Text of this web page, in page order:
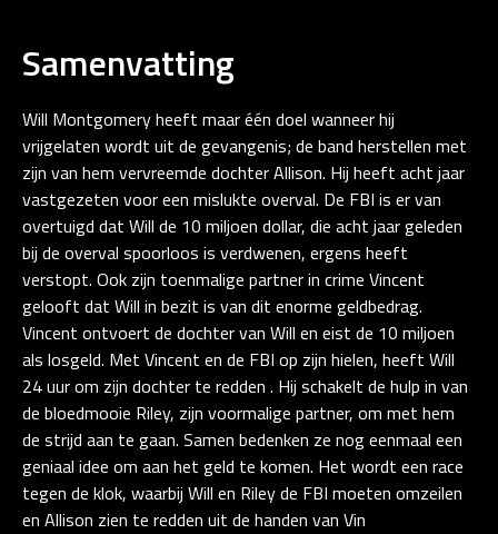
Samenvatting
Will Montgomery heeft maar één doel wanneer hij
vrijgelaten wordt uit de gevangenis; de band herstellen met
zijn van hem vervreemde dochter Allison. Hij heeft acht jaar
vastgezeten voor een mislukte overval. De FBI is er van
overtuigd dat Will de 10 miljoen dollar, die acht jaar geleden
bij de overval spoorloos is verdwenen, ergens heeft
verstopt. Ook zijn toenmalige partner in crime Vincent
gelooft dat Will in bezit is van dit enorme geldbedrag.
Vincent ontvoert de dochter van Will en eist de 10 miljoen
als losgeld. Met Vincent en de FBI op zijn hielen, heeft Will
24 uur om zijn dochter te redden . Hij schakelt de hulp in van
de bloedmooie Riley, zijn voormalige partner, om met hem
de strijd aan te gaan. Samen bedenken ze nog eenmaal een
geniaal idee om aan het geld te komen. Het wordt een race
tegen de klok, waarbij Will en Riley de FBI moeten omzeilen
en Allison zien te redden uit de handen van Vin